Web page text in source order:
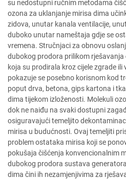
su nedostupni ručnim metodama
ozona za uklanjanje mirisa dima
zidova, unutar kanala ventilacije,
duboko unutar nameštaja gdje se
vremena. Stručnjaci za obnovu
dubokog prodora prilikom
koja su prodirala kroz cijele zgrade ili
pokazuje se posebno korisnom kod
poput drva, betona, gips kartona i
dima tijekom izloženosti. Molekuli
dok ne naiđu na svaki dostupni
osiguravajući temeljito
mirisa u budućnosti. Ovaj temeljiti
problem ostataka mirisa koji se
pokušaja čišćenja konvencionalnim
dubokog prodora sustava
dima čini ih nezamjenjivima za